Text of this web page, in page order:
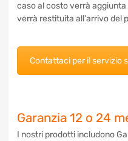
questo caso al costo verrà
ricambio, che verrà restituita
Contattaci per il servizio
Garanzia 12 o 24